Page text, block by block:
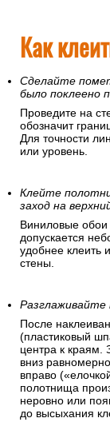
Как
Сделайте
было поклеено
Проведите на
обозначит
Для точности
или уровень.
Клейте
заход на
Виниловые обои
допускается
удобнее клеить
стены.
Разглаживайте
После
(пластиковый
центра к краям.
вниз
вправо
полотнища
неровно или
до высыхания